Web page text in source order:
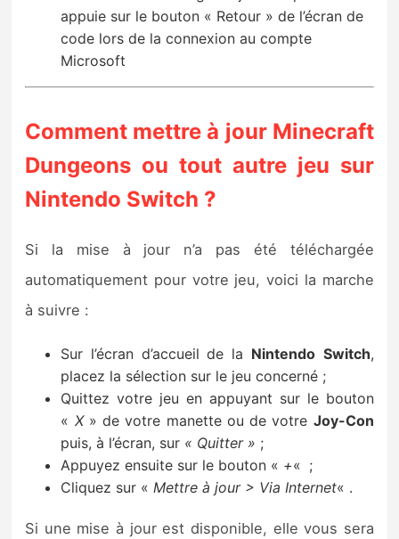
appuie sur le bouton « Retour » de l’écran de
code lors de la connexion au compte
Microsoft
Comment mettre à jour Minecraft
Dungeons ou tout autre jeu sur
Nintendo Switch ?
Si la mise à jour n’a pas été téléchargée
automatiquement pour votre jeu, voici la marche
à suivre :
Sur l’écran d’accueil de la Nintendo Switch,
placez la sélection sur le jeu concerné ;
Quittez votre jeu en appuyant sur le bouton
« X» de votre manette ou de votre Joy-Con
puis, à l’écran, sur « Quitter » ;
Appuyez ensuite sur le bouton « +« ;
Cliquez sur « Mettre à jour > Via Internet« .
Si une mise à jour est disponible, elle vous sera